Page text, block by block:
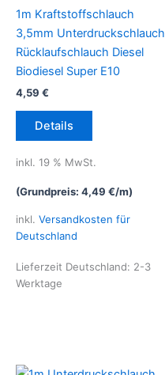
1m Kraftstoffschlauch
3,5mm Unterdruckschlauch
Rücklaufschlauch Diesel
Biodiesel Super E10
4,59 €
Details
inkl. 19 % MwSt.
(Grundpreis: 4,49 €/m)
inkl. Versandkosten für
Deutschland
Lieferzeit Deutschland: 2-3
Werktage